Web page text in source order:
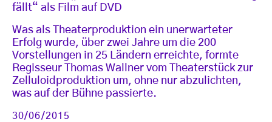
fällt“ als Film auf DVD
Was als Theaterproduktion ein unerwarteter
Erfolg wurde, über zwei Jahre um die 200
Vorstellungen in 25 Ländern erreichte, formte
Regisseur Thomas Wallner vom Theaterstück zur
Zelluloidproduktion um, ohne nur abzulichten,
was auf der Bühne passierte.
30/06/2015